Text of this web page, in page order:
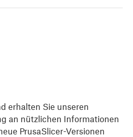
erhalten Sie unseren
an nützlichen Informationen
PrusaSlicer-Versionen